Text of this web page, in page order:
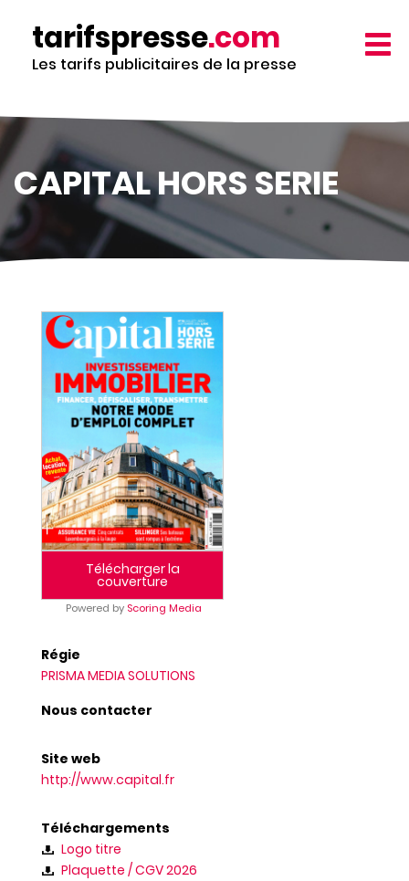
contenu
principal
tarifspresse.com
Les tarifs publicitaires de la presse
CAPITAL HORS SERIE
Télécharger la
couverture
Powered by Scoring Media
Régie
PRISMA MEDIA SOLUTIONS
Nous contacter
Site web
http://www.capital.fr
Téléchargements
Logo titre
Plaquette / CGV 2026